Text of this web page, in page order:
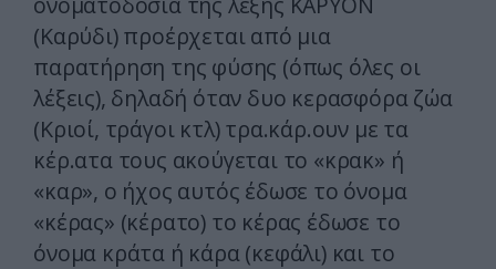
(Καρύδι) προέρχεται από μια
παρατήρηση της φύσης (όπως όλες οι
λέξεις), δηλαδή όταν δυο κερασφόρα ζώα
(Κριοί, τράγοι κτλ) τρα.κάρ.ουν με τα
κέρ.ατα τους ακούγεται το «κρακ» ή
«καρ», ο ήχος αυτός έδωσε το όνομα
«κέρας» (κέρατο) το κέρας έδωσε το
όνομα κράτα ή κάρα (κεφάλι) και το